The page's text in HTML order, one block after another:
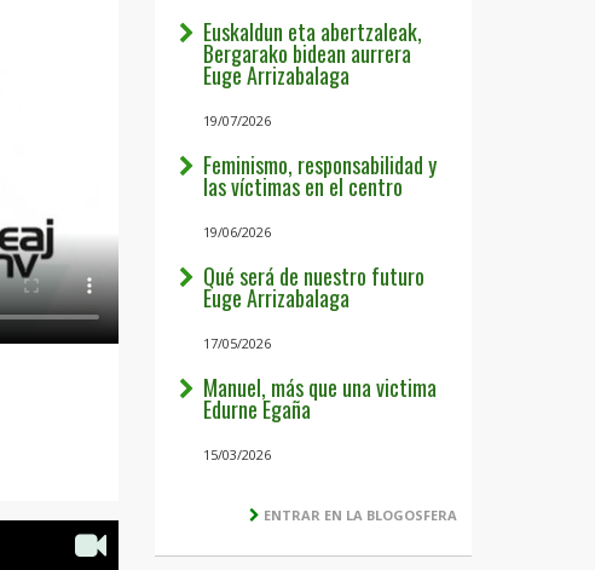
Euskaldun eta abertzaleak,
Bergarako bidean aurrera
Euge Arrizabalaga
19/07/2026
Feminismo, responsabilidad y
las víctimas en el centro
19/06/2026
Qué será de nuestro futuro
Euge Arrizabalaga
17/05/2026
Manuel, más que una victima
Edurne Egaña
15/03/2026
ENTRAR EN LA BLOGOSFERA